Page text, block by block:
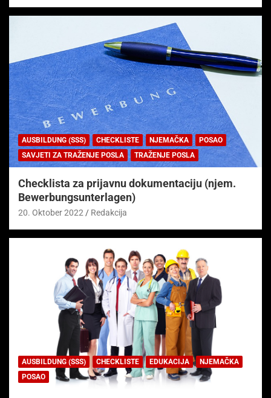
AUSBILDUNG (SSS) CHECKLISTE NJEMAČKA
POSAO
SAVJETI ZA TRAŽENJE POSLA
TRAŽENJE POSLA
Checklista za prijavnu dokumentaciju (njem.
Bewerbungsunterlagen)
20. Oktober 2022 Redakcija
AUSBILDUNG (SSS) CHECKLISTE EDUKACIJA
NJEMAČKA
POSAO